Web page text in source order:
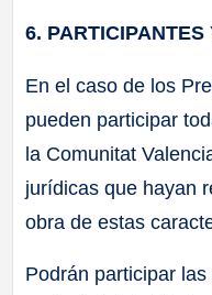
6.
En el caso de los
pueden participar
la Comunitat
jurídicas que hayan
obra de estas
Podrán participar